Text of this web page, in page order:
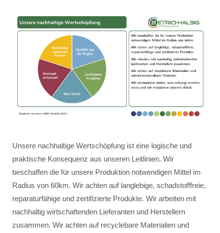
Unsere nachhaltige Wertschöpfung ist eine logische und
praktische Konsequenz aus unseren Leitlinien. Wir
beschaffen die für unsere Produktion notwendigen Mittel im
Radius von 60km. Wir achten auf langlebige, schadstofffreie,
reparaturfähige und zertifizierte Produkte. Wir arbeiten mit
nachhaltig wirtschaftenden Lieferanten und Herstellern
zusammen. Wir achten auf recyclebare Materialien und